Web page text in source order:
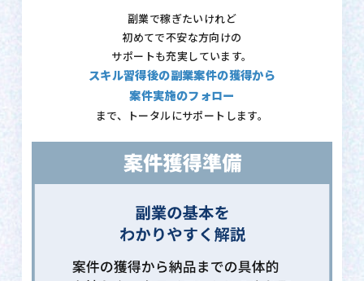
副業で稼ぎたいけれど
初めてで不安な方向けの
サポートも充実しています。
スキル習得後の副業案件の獲得から
案件実施のフォロー
まで、トータルにサポートします。